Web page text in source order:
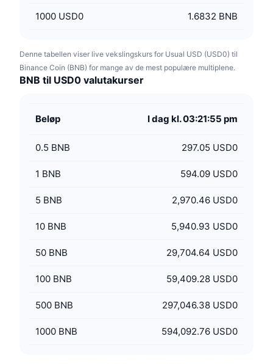
1000 USD0 1.6832 BNB
Denne tabellen viser live vekslingskurs for Usual USD (USD0) til
Binance Coin (BNB) for mange av de mest populære multiplene.
BNB til USD0 valutakurser
Beløp I dag kl. 03:21:55 pm
0.5 BNB 297.05 USD0
1 BNB 594.09 USD0
5 BNB 2,970.46 USD0
10 BNB 5,940.93 USD0
50 BNB 29,704.64 USD0
100 BNB 59,409.28 USD0
500 BNB 297,046.38 USD0
1000 BNB 594,092.76 USD0